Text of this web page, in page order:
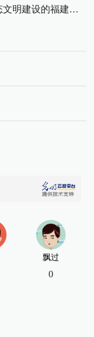
数字生态文明建设的福建路径与启示
飘过
0